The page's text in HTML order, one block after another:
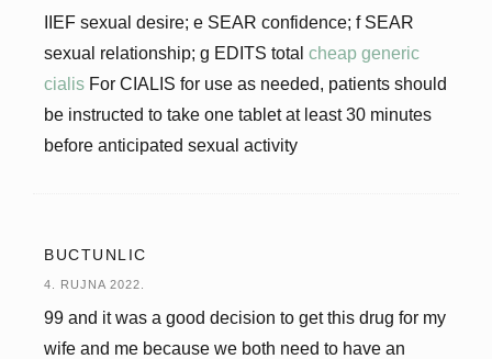
IIEF sexual desire; e SEAR confidence; f SEAR
sexual relationship; g EDITS total cheap generic
cialis For CIALIS for use as needed, patients should
be instructed to take one tablet at least 30 minutes
before anticipated sexual activity
BUCTUNLIC
4. RUJNA 2022.
99 and it was a good decision to get this drug for my
wife and me because we both need to have an